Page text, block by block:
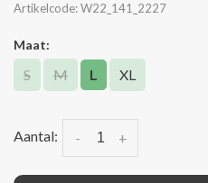
Artikelcode:W22_141_2227
Maat:
S M L XL
Aantal: +
-